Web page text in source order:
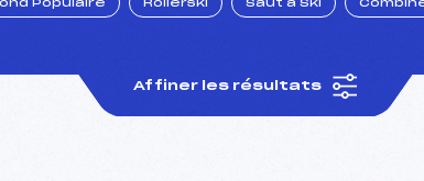
Populaire Rollerski Saut à Ski
Affiner les résultats